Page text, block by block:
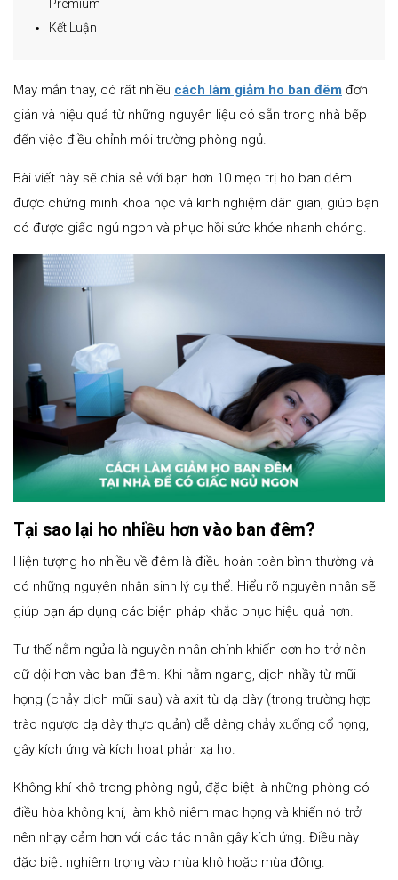
Premium
Kết Luận
May mắn thay, có rất nhiều cách làm giảm ho ban đêm đơn
giản và hiệu quả từ những nguyên liệu có sẵn trong nhà bếp
đến việc điều chỉnh môi trường phòng ngủ.
Bài viết này sẽ chia sẻ với bạn hơn 10 mẹo trị ho ban đêm
được chứng minh khoa học và kinh nghiệm dân gian, giúp bạn
có được giấc ngủ ngon và phục hồi sức khỏe nhanh chóng.
Tại sao lại ho nhiều hơn vào ban đêm?
Hiện tượng ho nhiều về đêm là điều hoàn toàn bình thường và
có những nguyên nhân sinh lý cụ thể. Hiểu rõ nguyên nhân sẽ
giúp bạn áp dụng các biện pháp khắc phục hiệu quả hơn.
Tư thế nằm ngửa là nguyên nhân chính khiến cơn ho trở nên
dữ dội hơn vào ban đêm. Khi nằm ngang, dịch nhầy từ mũi
họng (chảy dịch mũi sau) và axit từ dạ dày (trong trường hợp
trào ngược dạ dày thực quản) dễ dàng chảy xuống cổ họng,
gây kích ứng và kích hoạt phản xạ ho.
Không khí khô trong phòng ngủ, đặc biệt là những phòng có
điều hòa không khí, làm khô niêm mạc họng và khiến nó trở
nên nhạy cảm hơn với các tác nhân gây kích ứng. Điều này
đặc biệt nghiêm trọng vào mùa khô hoặc mùa đông.